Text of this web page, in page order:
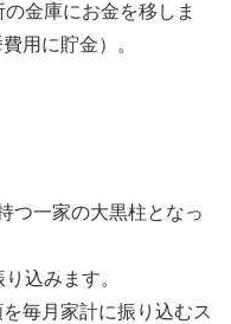
の金庫にお金を移しま
用に貯金）。
つ一家の大黒柱となっ
込みます。
毎月家計に振り込むス